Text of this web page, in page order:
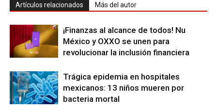
Artículos relacionados Más del autor
¡Finanzas al alcance de todos! Nu
México y OXXO se unen para
revolucionar la inclusión financiera
Trágica epidemia en hospitales
mexicanos: 13 niños mueren por
bacteria mortal